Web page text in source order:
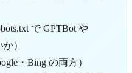
で GPTBot や
）
・Bing の両方）